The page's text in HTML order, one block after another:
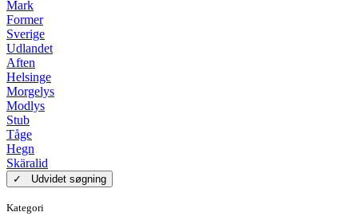
Mark
Former
Sverige
Udlandet
Aften
Helsinge
Morgelys
Modlys
Stub
Tåge
Hegn
Skäralid
✓ Udvidet søgning
Kategori